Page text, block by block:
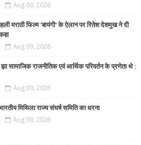
Aug 09, 2026
मराठी फिल्म 'बायंगी' के ऐलान पर रितेश देशमुख ने दी
Aug 09, 2026
सामाजिक राजनीतिक एवं आर्थिक परिवर्तन के प्रणेता थे :
Aug 09, 2026
मिथिला राज्य संघर्ष समिति का धरना
Aug 09, 2026